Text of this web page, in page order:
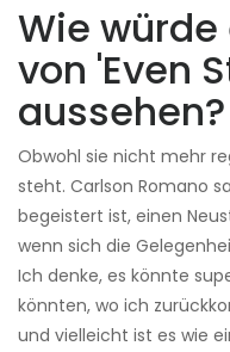
Wie
von 'Even
aussehen?
Obwohl sie nicht mehr
steht. Carlson Romano
begeistert ist, einen
wenn sich die
Ich denke, es könnte
könnten, wo ich
und vielleicht ist es wie